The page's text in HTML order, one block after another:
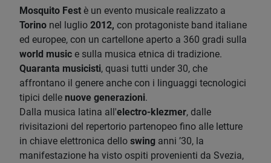
Mosquito Fest è un evento musicale realizzato a
Torino nel luglio 2012, con protagoniste band italiane
ed europee, con un cartellone aperto a 360 gradi sulla
world music e sulla musica etnica di tradizione.
Quaranta musicisti, quasi tutti under 30, che
affrontano il genere anche con i linguaggi tecnologici
tipici delle nuove generazioni.
Dalla musica latina all'electro-klezmer, dalle
rivisitazioni del repertorio partenopeo fino alle letture
in chiave elettronica dello swing anni ’30, la
manifestazione ha visto ospiti provenienti da Svezia,